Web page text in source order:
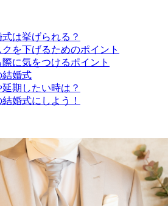
は挙げられる？
を下げるためのポイント
に気をつけるポイント
結婚式
期したい時は？
婚式にしよう！